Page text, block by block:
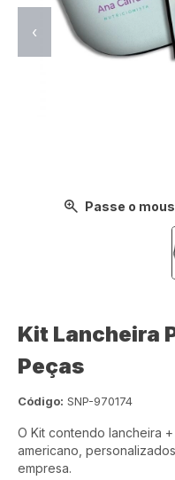
Passe o
‹
Kit Lancheira
Peças
Código: SNP-970174
O Kit contendo lancheira
americano,
empresa.